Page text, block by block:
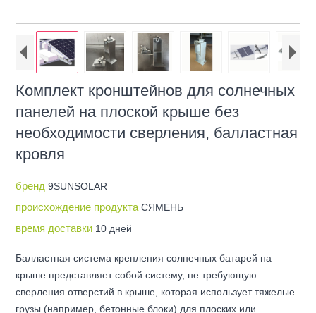
Комплект кронштейнов для солнечных
панелей на плоской крыше без
необходимости сверления, балластная
кровля
бренд9SUNSOLAR
происхождение продуктаСЯМЕНЬ
время доставки 10 дней
Балластная система крепления солнечных батарей на
крыше представляет собой систему, не требующую
сверления отверстий в крыше, которая использует тяжелые
грузы (например, бетонные блоки) для плоских или